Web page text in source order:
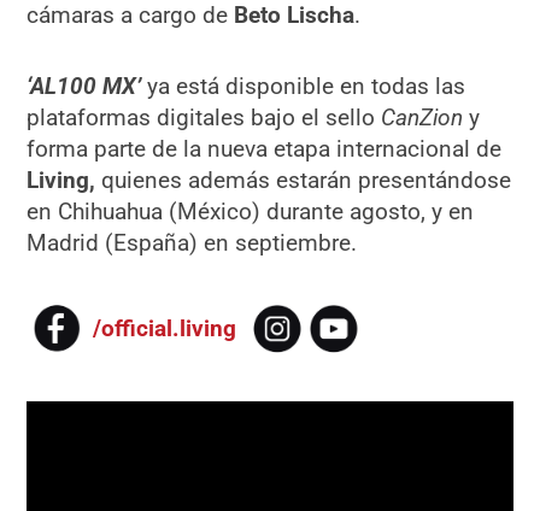
cámaras a cargo de Beto Lischa.
‘AL100 MX’ya está disponible en todas las
plataformas digitales bajo el sello CanZiony
forma parte de la nueva etapa internacional de
Living, quienes además estarán presentándose
en Chihuahua (México) durante agosto, y en
Madrid (España) en septiembre.
/official.living